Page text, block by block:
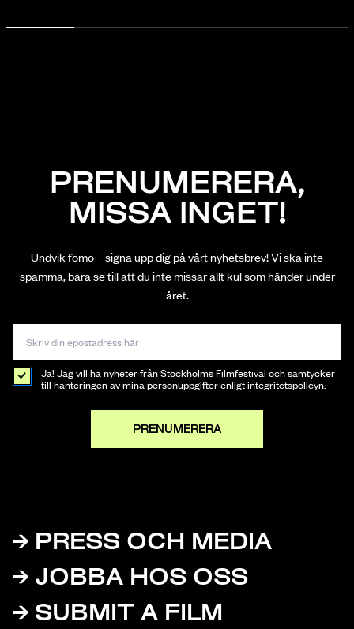
PRENUMERERA,
MISSA INGET!
Undvik fomo – signa upp dig på vårt nyhetsbrev! Vi ska inte
spamma, bara se till att du inte missar allt kul som händer under
året.
Ja! Jag vill ha nyheter från Stockholms Filmfestival och samtycker
till hanteringen av mina personuppgifter enligt integritetspolicyn.
PRENUMERERA
PRESS OCH MEDIA
JOBBA HOS OSS
SUBMIT A FILM